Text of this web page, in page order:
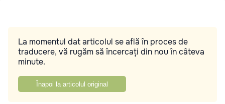
La momentul dat articolul se află în proces de
traducere, vă rugăm să încercați din nou în câteva
minute.
Înapoi la articolul original